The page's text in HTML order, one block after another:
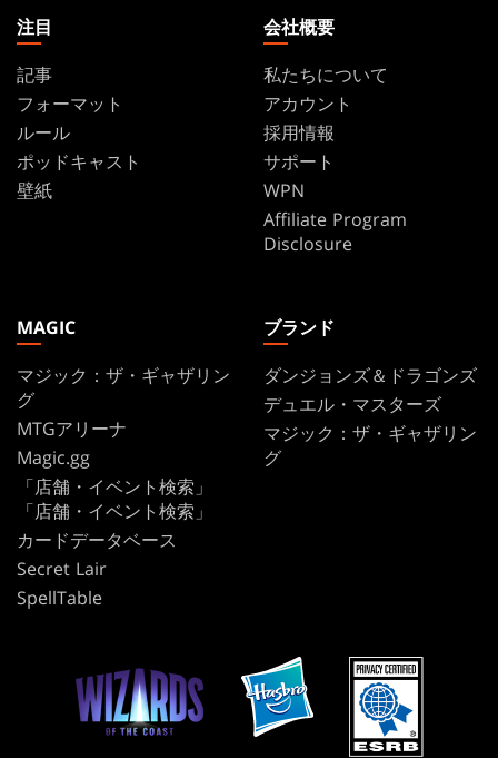
注目
記事
フォーマット
ルール
ポッドキャスト
壁紙
会社概要
私たちについて
アカウント
採用情報
サポート
WPN
Affiliate Program
Disclosure
MAGIC
マジック：ザ・ギャザリン
グ
MTGアリーナ
Magic.gg
「店舗・イベント検索」
「店舗・イベント検索」
カードデータベース
Secret Lair
SpellTable
ブランド
ダンジョンズ＆ドラゴンズ
デュエル・マスターズ
マジック：ザ・ギャザリン
グ